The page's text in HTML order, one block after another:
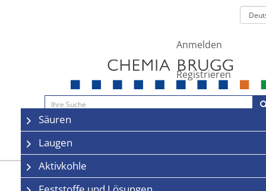
Anmelden
Registrieren
Navigation
Säuren
Laugen
Aktivkohle